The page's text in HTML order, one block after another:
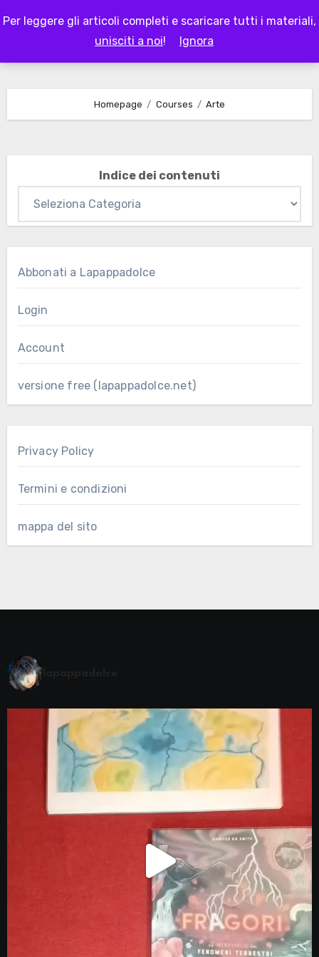
Per leggere gli articoli completi e scaricare tutti i materiali,
unisciti a noi! Ignora
to
LAPAPPADOLCE
Homepage Courses Arte
Indice dei contenuti
Abbonati a Lapappadolce
Login
Account
versione free (lapappadolce.net)
Privacy Policy
Termini e condizioni
mappa del sito